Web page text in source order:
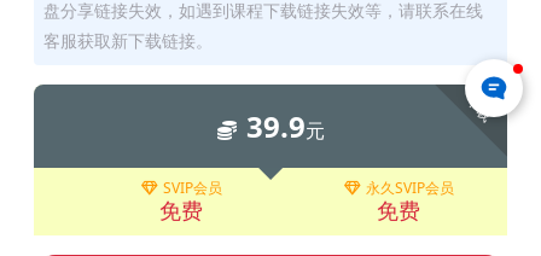
盘分享链接失效，如遇到课程下载链接失效等，请联系在线
客服获取新下载链接。
下载
39.9元
SVIP会员
免费
永久SVIP会员
免费